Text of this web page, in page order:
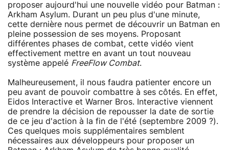
proposer aujourd'hui une nouvelle vidéo pour Batman :
Arkham Asylum. Durant un peu plus d'une minute,
cette dernière nous permet de découvrir un Batman en
pleine possession de ses moyens. Proposant
différentes phases de combat, cette vidéo vient
effectivement mettre en avant un tout nouveau
système appelé FreeFlow Combat.
Malheureusement, il nous faudra patienter encore un
peu avant de pouvoir combattre à ses côtés. En effet,
Eidos Interactive et Warner Bros. Interactive viennent
de prendre la décision de repousser la date de sortie
de ce jeu d'action à la fin de l'été (septembre 2009 ?).
Ces quelques mois supplémentaires semblent
nécessaires aux développeurs pour proposer un